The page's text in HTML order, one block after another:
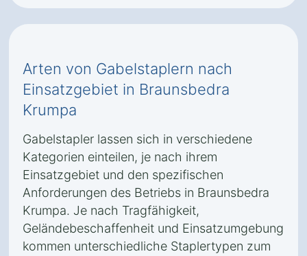
Arten von Gabelstaplern nach
Einsatzgebiet in Braunsbedra
Krumpa
Gabelstapler lassen sich in verschiedene
Kategorien einteilen, je nach ihrem
Einsatzgebiet und den spezifischen
Anforderungen des Betriebs in Braunsbedra
Krumpa. Je nach Tragfähigkeit,
Geländebeschaffenheit und Einsatzumgebung
kommen unterschiedliche Staplertypen zum